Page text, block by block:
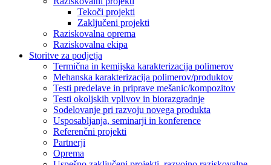
Tekoči projekti
Zaključeni projekti
Raziskovalna oprema
Raziskovalna ekipa
Storitve za podjetja
Termična in kemijska karakterizacija polimerov
Mehanska karakterizacija polimerov/produktov
Testi predelave in priprave mešanic/kompozitov
Testi okoljskih vplivov in biorazgradnje
Sodelovanje pri razvoju novega produkta
Usposabljanja, seminarji in konference
Referenčni projekti
Partnerji
Oprema